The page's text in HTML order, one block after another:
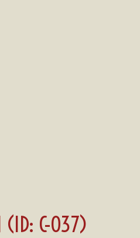
(ID: C-037)